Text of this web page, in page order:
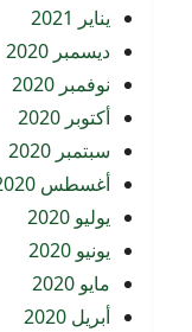
يناير 2021
ديسمبر 2020
نوفمبر 2020
أكتوبر 2020
سبتمبر 2020
أغسطس 2020
يوليو 2020
يونيو 2020
مايو 2020
أبريل 2020